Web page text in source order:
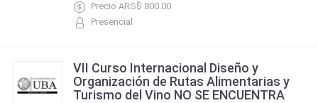
Precio ARS$ 800.00
Presencial
VII Curso Internacional Diseño y
Organización de Rutas Alimentarias y
Turismo del Vino NO SE ENCUENTRA